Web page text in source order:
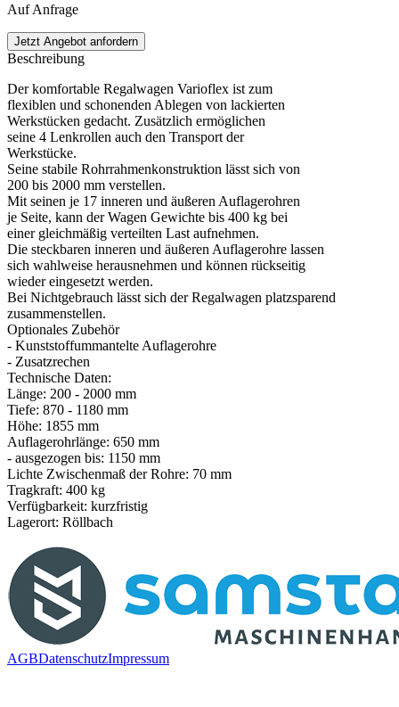
Auf Anfrage
Jetzt Angebot anfordern
Beschreibung
Der komfortable Regalwagen Varioflex ist zum
flexiblen und schonenden Ablegen von lackierten
Werkstücken gedacht. Zusätzlich ermöglichen
seine 4 Lenkrollen auch den Transport der
Werkstücke.
Seine stabile Rohrrahmenkonstruktion lässt sich von
200 bis 2000 mm verstellen.
Mit seinen je 17 inneren und äußeren Auflagerohren
je Seite, kann der Wagen Gewichte bis 400 kg bei
einer gleichmäßig verteilten Last aufnehmen.
Die steckbaren inneren und äußeren Auflagerohre lassen
sich wahlweise herausnehmen und können rückseitig
wieder eingesetzt werden.
Bei Nichtgebrauch lässt sich der Regalwagen platzsparend
zusammenstellen.
Optionales Zubehör
- Kunststoffummantelte Auflagerohre
- Zusatzrechen
Technische Daten:
Länge: 200 - 2000 mm
Tiefe: 870 - 1180 mm
Höhe: 1855 mm
Auflagerohrlänge: 650 mm
- ausgezogen bis: 1150 mm
Lichte Zwischenmaß der Rohre: 70 mm
Tragkraft: 400 kg
Verfügbarkeit: kurzfristig
Lagerort: Röllbach
AGBDatenschutzImpressum